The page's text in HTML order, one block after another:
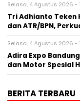
Selasa, 4 Agustus 2026 -
Tri Adhianto Teken
dan ATR/BPN,
Selasa, 4 Agustus 2026 -
Adira Expo
dan Motor Spesial
BERITA TERBARU